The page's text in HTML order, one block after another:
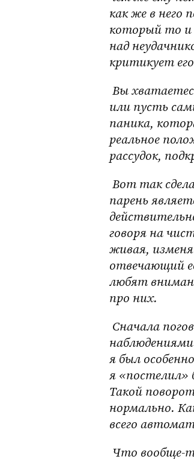
как же в
который то и
над
критикует
или пусть
паника,
реальное
рассудок,
парень
говоря на
живая,
отвечающий
любят
про них.
я был
я «постелил»
Такой
нормально.
всего